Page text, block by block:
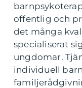
offentlig och
det många
specialiserat
ungdomar.
individuell